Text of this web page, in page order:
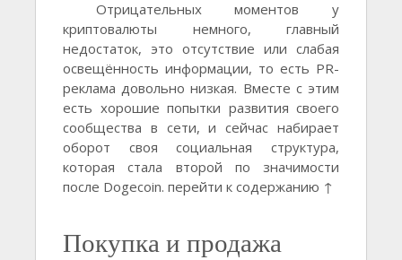
Отрицательных моментов у
криптовалюты немного, главный
недостаток, это отсутствие или слабая
освещённость информации, то есть PR-
реклама довольно низкая. Вместе с этим
есть хорошие попытки развития своего
сообщества в сети, и сейчас набирает
оборот своя социальная структура,
которая стала второй по значимости
после Dogecoin. перейти к содержанию ↑
Покупка и продажа